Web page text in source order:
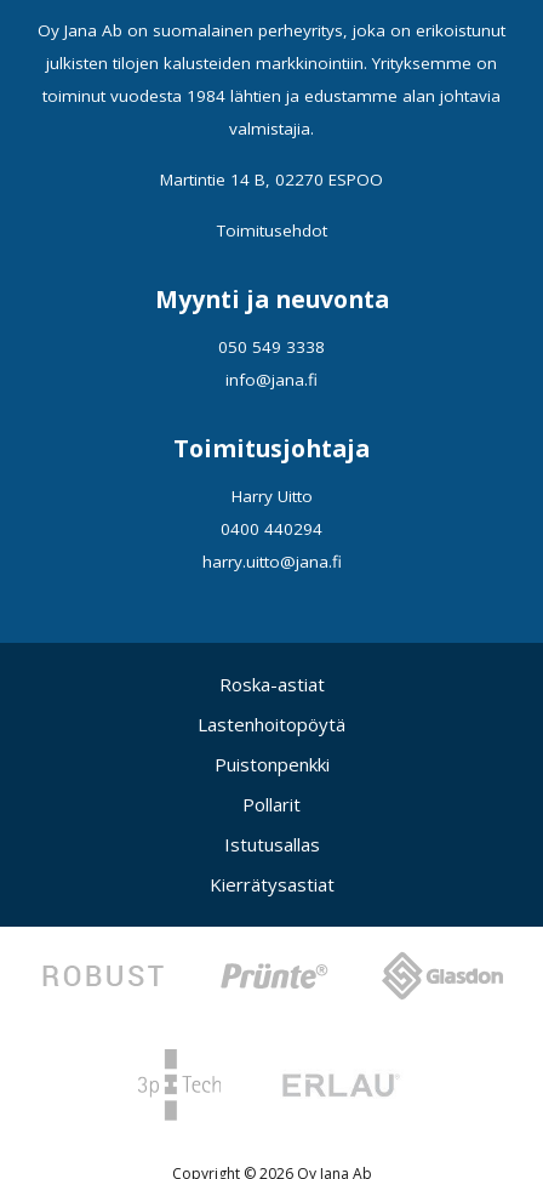
Oy Jana Ab on suomalainen perheyritys, joka on erikoistunut
julkisten tilojen kalusteiden markkinointiin. Yrityksemme on
toiminut vuodesta 1984 lähtien ja edustamme alan johtavia
valmistajia.
Martintie 14 B, 02270 ESPOO
Toimitusehdot
Myynti ja neuvonta
050 549 3338
info@jana.fi
Toimitusjohtaja
Harry Uitto
0400 440294
harry.uitto@jana.fi
Roska-astiat
Lastenhoitopöytä
Puistonpenkki
Pollarit
Istutusallas
Kierrätysastiat
Copyright © 2026 Oy Jana Ab